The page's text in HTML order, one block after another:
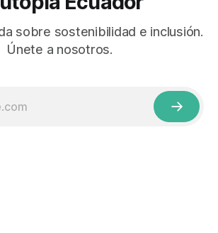
sobre sostenibilidad e inclusión.
Únete a nosotros.